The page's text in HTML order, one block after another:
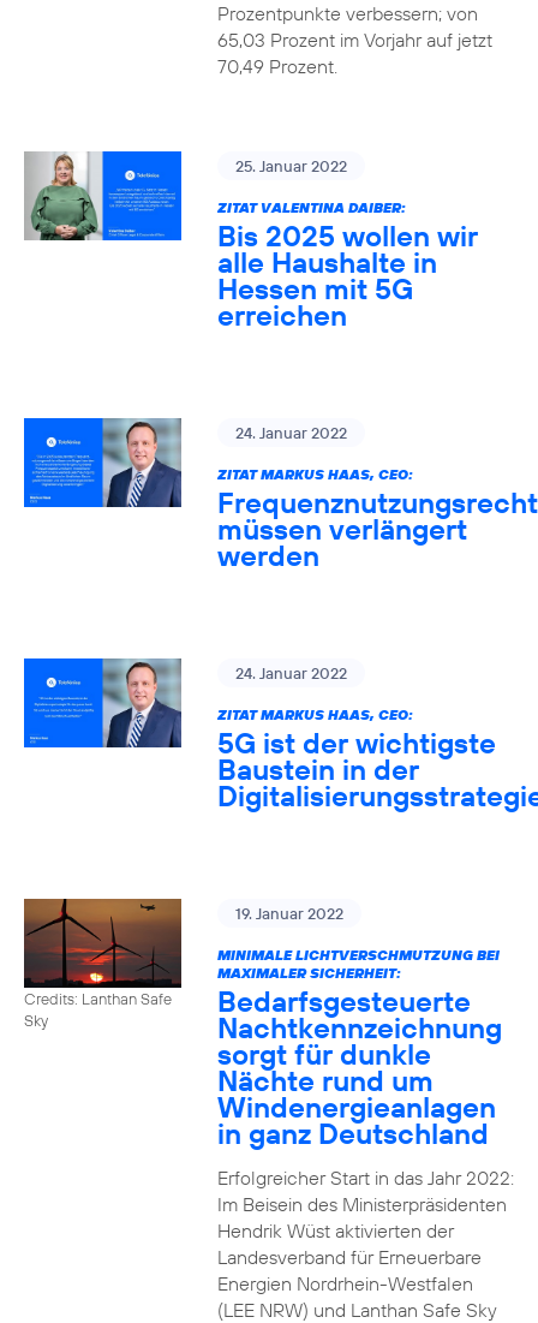
Prozentpunkte verbessern; von
65,03 Prozent im Vorjahr auf jetzt
70,49 Prozent.
25. Januar 2022
ZITAT VALENTINA DAIBER:
Bis 2025 wollen wir
alle Haushalte in
Hessen mit 5G
erreichen
24. Januar 2022
ZITAT MARKUS HAAS, CEO:
müssen verlängert
werden
24. Januar 2022
ZITAT MARKUS HAAS, CEO:
5G ist der wichtigste
Baustein in der
Credits: Lanthan Safe
Sky
19. Januar 2022
MINIMALE LICHTVERSCHMUTZUNG BEI
MAXIMALER SICHERHEIT:
Bedarfsgesteuerte
Nachtkennzeichnung
sorgt für dunkle
Nächte rund um
Windenergieanlagen
in ganz Deutschland
Erfolgreicher Start in das Jahr 2022:
Im Beisein des Ministerpräsidenten
Hendrik Wüst aktivierten der
Landesverband für Erneuerbare
Energien Nordrhein-Westfalen
(LEE NRW) und Lanthan Safe Sky